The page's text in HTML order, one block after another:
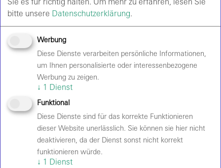
mit Genehmigung der Velomax Berlin Hallenbetriebs
GmbH (Velomax) gestattet. Velomax stellt zur
Veranstaltungen gelten auch die vom Veranstalter
ausgegebenen Eintrittskarten, einschließlich
Teilnehmer-, Presse-, Frei- und Ehrenkarten, als gültige
Identifikation.
Velomax behält sich das Recht vor, den Zutritt in
begründeten Einzelfällen zu verweigern, z.B. bei
Verstößen gegen gesetzliche Vorschriften,
insbesondere dasJugendschutzgesetz, gegen diese
Hausordnung, bei Alkoholisierung oder aus
Sicherheitsgründen.
Der Zugang zum Backstage-Bereich, zu Garderoben,
bitte unsere Datenschutzerklärung.
Werbung
Diese Dienste verarbeiten persönliche Informationen,
um Ihnen personalisierte oder interessenbezogene
Werbung zu zeigen.
↓ 1 Dienst
Funktional
Diese Dienste sind für das korrekte Funktionieren
dieser Website unerlässlich. Sie können sie hier nicht
deaktivieren, da der Dienst sonst nicht korrekt
funktionieren würde.
↓ 1 Dienst